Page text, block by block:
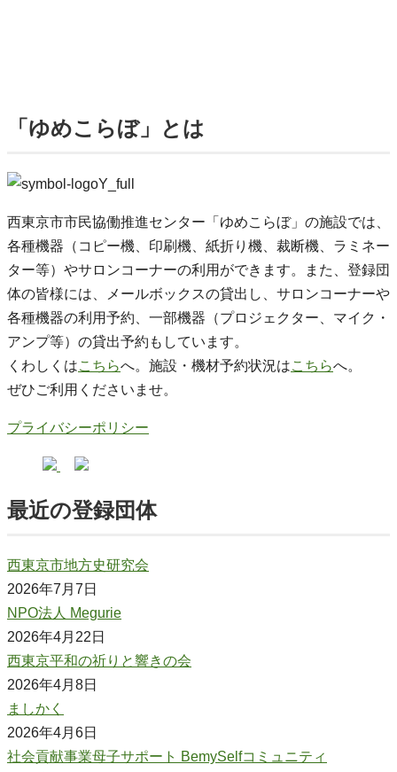
「ゆめこらぼ」とは
西東京市市民協働推進センター「ゆめこらぼ」の施設では、
各種機器（コピー機、印刷機、紙折り機、裁断機、ラミネー
ター等）やサロンコーナーの利用ができます。また、登録団
体の皆様には、メールボックスの貸出し、サロンコーナーや
各種機器の利用予約、一部機器（プロジェクター、マイク・
アンプ等）の貸出予約もしています。
くわしくはこちらへ。施設・機材予約状況はこちらへ。
ぜひご利用くださいませ。
プライバシーポリシー
最近の登録団体
西東京市地方史研究会
2026年7月7日
NPO法人 Megurie
2026年4月22日
西東京平和の祈りと響きの会
2026年4月8日
ましかく
2026年4月6日
社会貢献事業母子サポート BemySelfコミュニティ